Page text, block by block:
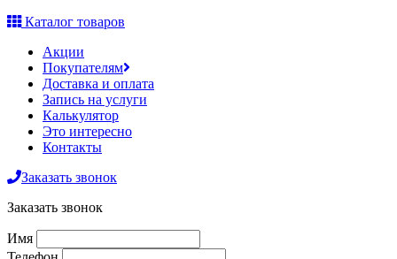
Каталог товаров
Акции
Покупателям
Доставка и оплата
Запись на услуги
Калькулятор
Это интересно
Контакты
Заказать звонок
Заказать звонок
Имя